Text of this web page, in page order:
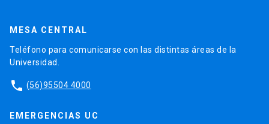
MESA CENTRAL
Teléfono para comunicarse con las distintas áreas de la
Universidad.
phone (56)95504 4000
EMERGENCIAS UC